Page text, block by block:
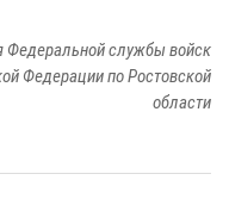
Федеральной службы войск
Федерации по Ростовской
области